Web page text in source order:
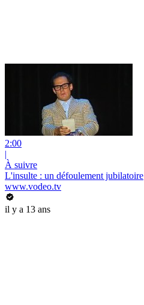
2:00
|
À suivre
L'insulte : un défoulement jubilatoire
www.vodeo.tv
il y a 13 ans